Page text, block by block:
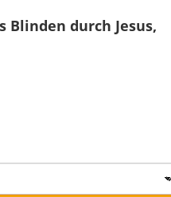
Blinden durch Jesus,